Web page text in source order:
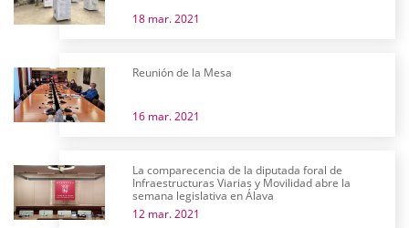
18 mar. 2021
Reunión de la Mesa
16 mar. 2021
La comparecencia de la diputada foral de
Infraestructuras Viarias y Movilidad abre la
semana legislativa en Álava
12 mar. 2021